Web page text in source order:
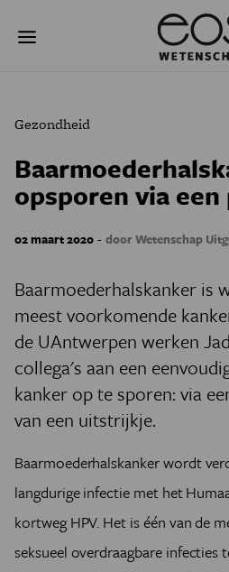
naar
NATUURWETENSCHAPPEN
PSYCHE & BREIN
PODCAST
JONGE UITDAGERS
Gezondheid
opsporen via een
02 maart 2020 - door Wetenschap
Baarmoederhalskanker is
meest voorkomende
de UAntwerpen werken
collega's aan een
kanker op te sporen: via
van een uitstrijkje.
Baarmoederhalskanker wordt
langdurige infectie met het
kortweg HPV. Het is één van de
seksueel overdraagbare infecties